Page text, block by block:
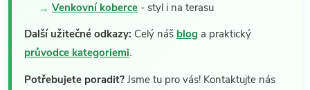
Venkovní koberce - styl i na terasu
Další užitečné odkazy: Celý náš blog a praktický
průvodce kategoriemi.
Potřebujete poradit? Jsme tu pro vás! Kontaktujte nás